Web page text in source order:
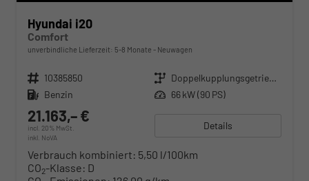
Hyundai i20
Comfort
unverbindliche Lieferzeit: 5-8 Monate Neuwagen
Fahrzeugnr. 10385850 Getriebe
Doppelkupplungsgetriebe (DSG)
Kraftstoff Benzin Leistung 66 kW (90 PS)
21.163,– €
incl. 20% MwSt.
inkl. NoVA
Details
Verbrauch kombiniert: 5,50 l/100km
CO2-Klasse: D